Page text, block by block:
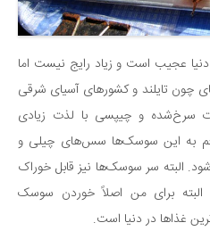
عجیب است و زیاد رایج نیست اما
چون تایلند و کشورهای آسیای شرقی
سرخ‌شده و چیپسی با لذت زیادی
به این سوسک‌ها سس‌های چیلی و
البته سر سوسک‌ها نیز قابل خوراک
برای من اصلاً خوردن سوسک
غذاها در دنیا است.